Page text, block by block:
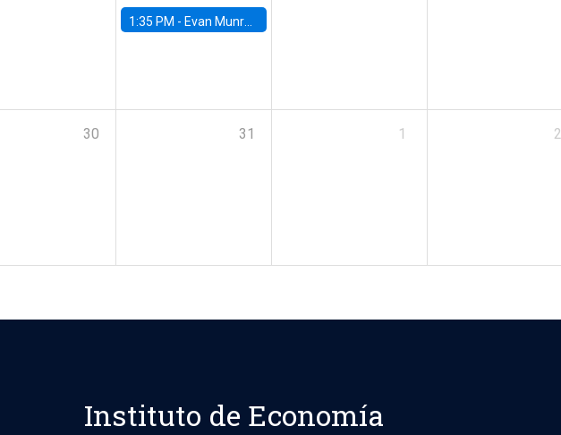
1:35 PM - Evan Munro, Neyman Visiting Assistant Professor in the Department of Statistics at UC Berkeley
30 31 1 2
Instituto de Economía